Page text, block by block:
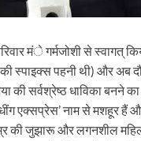
मंे गर्मजोशी से स्वागत्
स्पाइक्स पहनी थी) और अब
की सर्वश्रेष्ठ धाविका बनने
एक्सप्रेस’ नाम से मशहूर हैं
की जुझारू और लगनशील